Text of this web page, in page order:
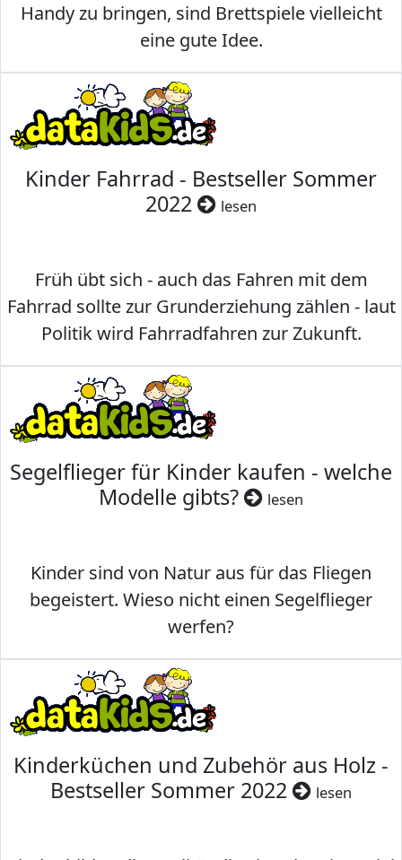
Handy zu bringen, sind Brettspiele vielleicht
eine gute Idee.
Kinder Fahrrad - Bestseller Sommer
2022
lesen
Früh übt sich - auch das Fahren mit dem
Fahrrad sollte zur Grunderziehung zählen - laut
Politik wird Fahrradfahren zur Zukunft.
Segelflieger für Kinder kaufen - welche
Modelle gibts?
lesen
Kinder sind von Natur aus für das Fliegen
begeistert. Wieso nicht einen Segelflieger
werfen?
Kinderküchen und Zubehör aus Holz -
Bestseller Sommer 2022
lesen